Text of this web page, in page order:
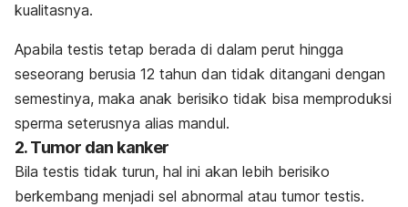
kualitasnya.
Apabila testis tetap berada di dalam perut hingga
seseorang berusia 12 tahun dan tidak ditangani dengan
semestinya, maka anak berisiko tidak bisa memproduksi
sperma seterusnya alias mandul.
2. Tumor dan kanker
Bila testis tidak turun, hal ini akan lebih berisiko
berkembang menjadi sel abnormal atau tumor testis.